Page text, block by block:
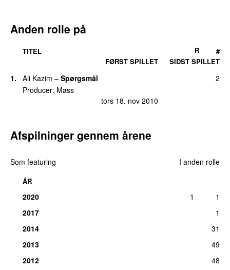
Anden rolle på
TITEL
FØRST SPILLET
SIDST SPILLET
R #
1. Ali Kazim – Spørgsmål
tors 18. nov 2010
2
Producer: Mass
Afspilninger gennem årene
Som featuring I anden rolle
ÅR
2020 1
1
2017
1
2014
31
2013
49
2012
48